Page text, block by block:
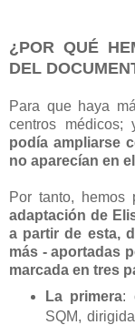
¿POR QUÉ
DEL
Para que haya
centros médicos;
podía ampliarse
no aparecían en
Por tanto, hemos
adaptación de
a partir de esta,
más - aportadas
marcada en tres
La primera:
SQM,